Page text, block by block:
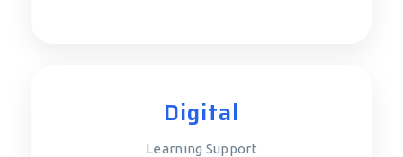
Digital
Learning Support